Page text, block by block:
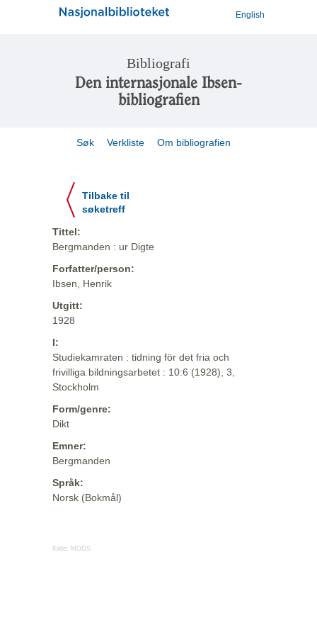
English
Bibliografi
Den internasjonale Ibsen-
bibliografien
Søk Verkliste Om bibliografien
Tilbake til
søketreff
Tittel:
Bergmanden : ur Digte
Forfatter/person:
Ibsen, Henrik
Utgitt:
1928
I:
Studiekamraten : tidning för det fria och
frivilliga bildningsarbetet : 10:6 (1928), 3,
Stockholm
Form/genre:
Dikt
Emner:
Bergmanden
Språk:
Norsk (Bokmål)
Kilde: MODS